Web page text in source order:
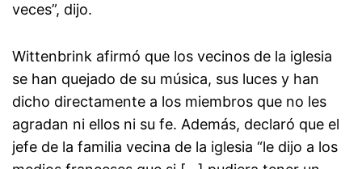
veces”, dijo.
Wittenbrink afirmó que los vecinos de la iglesia
se han quejado de su música, sus luces y han
dicho directamente a los miembros que no les
agradan ni ellos ni su fe. Además, declaró que el
jefe de la familia vecina de la iglesia “le dijo a los